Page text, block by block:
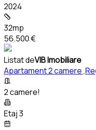
2024
32mp
56.500 €
Listat deVIB Imobiliare
Apartament 2 camere
2 camere!
Etaj 3